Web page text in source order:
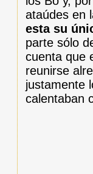
ataúdes en
esta su
parte sólo
cuenta que
reunirse
justamente
calentaban